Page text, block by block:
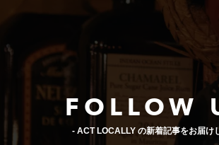
FOLLOW
- ACT LOCALLY の新着記事をお届け